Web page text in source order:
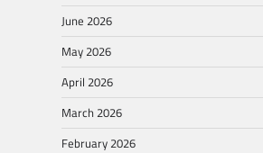
June 2026
May 2026
April 2026
March 2026
February 2026